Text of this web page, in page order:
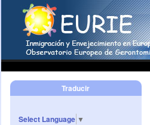
Traducir
Select Language ▼